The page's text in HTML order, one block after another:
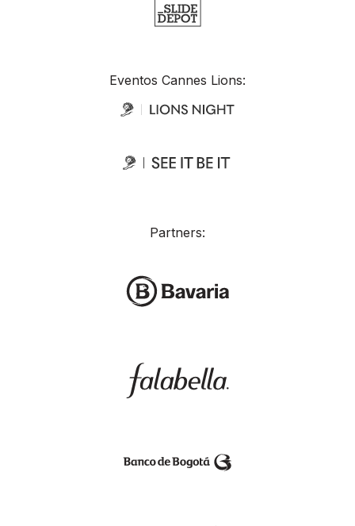
Eventos Cannes Lions:
Partners: